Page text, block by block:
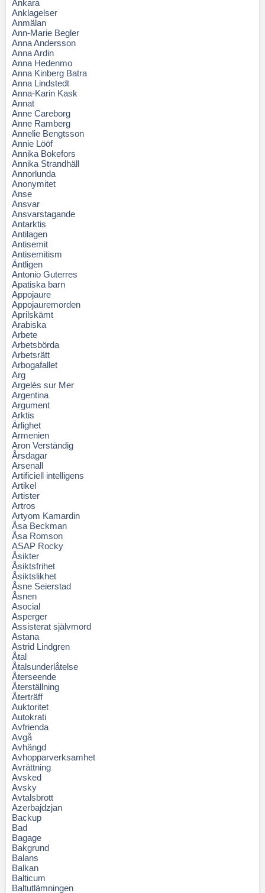
Ankara
Anklagelser
Anmälan
Ann-Marie Begler
Anna Andersson
Anna Ardin
Anna Hedenmo
Anna Kinberg Batra
Anna Lindstedt
Anna-Karin Kask
Annat
Anne Careborg
Anne Ramberg
Annelie Bengtsson
Annie Lööf
Annika Bokefors
Annika Strandhäll
Annorlunda
Anonymitet
Anse
Ansvar
Ansvarstagande
Antarktis
Antilagen
Antisemit
Antisemitism
Äntligen
Antonio Guterres
Apatiska barn
Appojaure
Appojauremorden
Aprilskämt
Arabiska
Arbete
Arbetsbörda
Arbetsrätt
Arbogafallet
Arg
Argelès sur Mer
Argentina
Argument
Arktis
Ärlighet
Armenien
Aron Verständig
Årsdagar
Arsenall
Artificiell intelligens
Artikel
Artister
Artros
Artyom Kamardin
Åsa Beckman
Åsa Romson
ASAP Rocky
Åsikter
Åsiktsfrihet
Åsiktslikhet
Åsne Seierstad
Åsnen
Asocial
Asperger
Assisterat självmord
Astana
Astrid Lindgren
Åtal
Åtalsunderlåtelse
Återseende
Återställning
Återträff
Auktoritet
Autokrati
Avfrienda
Avgå
Avhängd
Avhopparverksamhet
Avrättning
Avsked
Avsky
Avtalsbrott
Azerbajdzjan
Backup
Bad
Bagage
Bakgrund
Balans
Balkan
Balticum
Baltutlämningen